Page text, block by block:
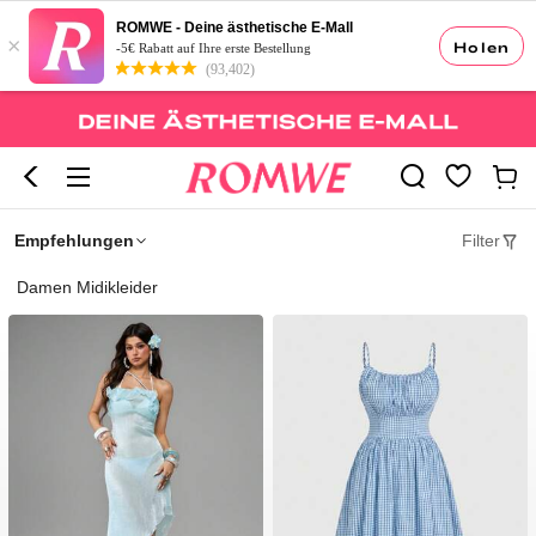
Holen
×
ROMWE - Deine ästhetische E-Mall
-5€ Rabatt auf Ihre erste Bestellung
(93,402)
Empfehlungen Filter
Damen Midikleider